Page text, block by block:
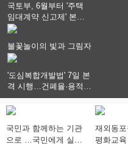
국토부, 6월부터 '주택
임대계약 신고제' 본격
시행…실거래가 투명화
불꽃놀이의 빛과 그림자
'도심복합개발법' 7일 본
격 시행…건폐율·용적률
특례 부여
국민과 함께하는 기관
으로 …국민에게 실질
재외동포
평화교